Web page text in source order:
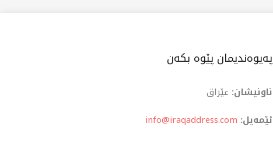
پەیوەندیمان پێوە بکەن
ناونیشان: عێراق
ئێمەیل: info@iraqaddress.com